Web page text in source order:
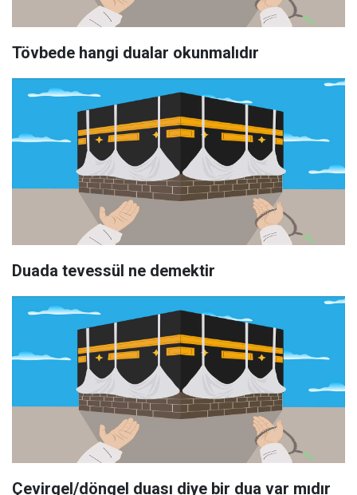
Tövbede hangi dualar okunmalıdır
Duada tevessül ne demektir
Çevirgel/döngel duası diye bir dua var mıdır